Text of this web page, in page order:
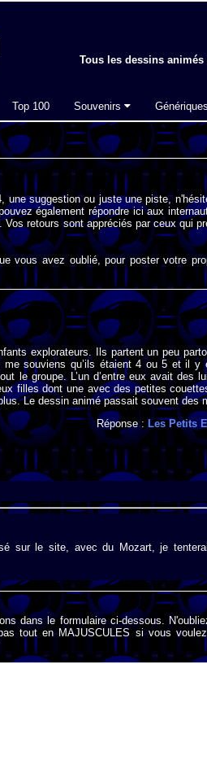
Tous les dessins animés
Top 100 Souvenirs Génériques
une suggestion ou juste une piste,
également répondre ici aux
retours sont appréciés par ceux qui
vous avez oublié, pour poster votre
explorateurs. Ils partent un peu
me souviens qu’ils étaient 4 ou 5 et il y
le groupe. L’un d’entre eux avait des
filles dont une avec des petites
Le dessin animé passait souvent des
Réponse :Les Petits
sur le site, avec du Mozart, je
dans le formulaire ci-dessous.
tout en MAJUSCULES si vous